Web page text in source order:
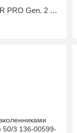
Тактические брюки RAPTOR PRO Gen. 2 с наколенниками и эластичными вставками (огнеупорные) Мультикам 48/3